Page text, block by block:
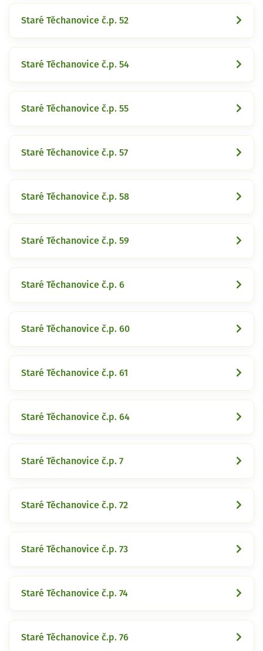
Staré Těchanovice č.p. 52
Staré Těchanovice č.p. 54
Staré Těchanovice č.p. 55
Staré Těchanovice č.p. 57
Staré Těchanovice č.p. 58
Staré Těchanovice č.p. 59
Staré Těchanovice č.p. 6
Staré Těchanovice č.p. 60
Staré Těchanovice č.p. 61
Staré Těchanovice č.p. 64
Staré Těchanovice č.p. 7
Staré Těchanovice č.p. 72
Staré Těchanovice č.p. 73
Staré Těchanovice č.p. 74
Staré Těchanovice č.p. 76